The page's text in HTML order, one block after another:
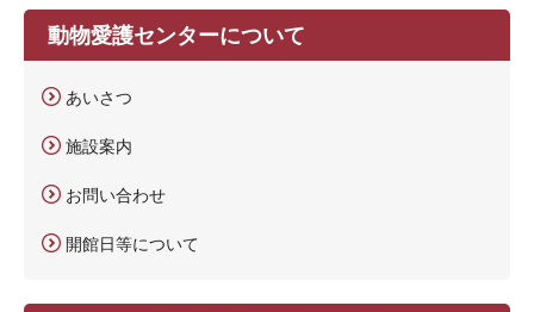
動物愛護センターについて
あいさつ
施設案内
お問い合わせ
開館日等について